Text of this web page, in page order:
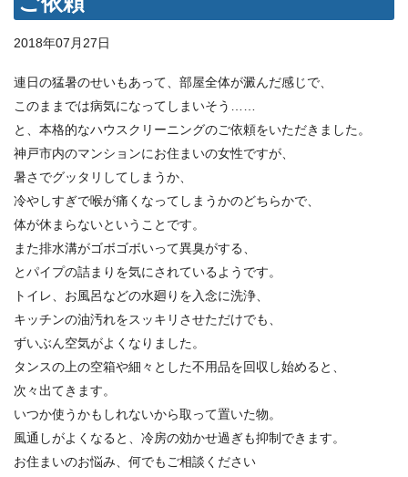
2018年07月27日
連日の猛暑のせいもあって、部屋全体が澱んだ感じで、
このままでは病気になってしまいそう……
と、本格的なハウスクリーニングのご依頼をいただきました。
神戸市内のマンションにお住まいの女性ですが、
暑さでグッタリしてしまうか、
冷やしすぎで喉が痛くなってしまうかのどちらかで、
体が休まらないということです。
また排水溝がゴボゴボいって異臭がする、
とパイプの詰まりを気にされているようです。
トイレ、お風呂などの水廻りを入念に洗浄、
キッチンの油汚れをスッキリさせただけでも、
ずいぶん空気がよくなりました。
タンスの上の空箱や細々とした不用品を回収し始めると、
次々出てきます。
いつか使うかもしれないから取って置いた物。
風通しがよくなると、冷房の効かせ過ぎも抑制できます。
お住まいのお悩み、何でもご相談ください